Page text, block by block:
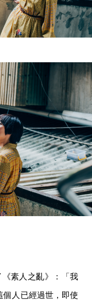
素人之亂》：「我
個人已經過世，即使